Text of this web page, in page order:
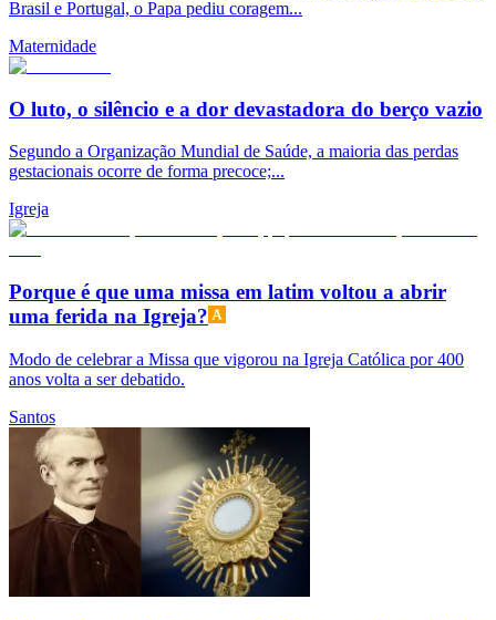
Brasil e Portugal, o Papa pediu coragem...
Maternidade
O luto, o silêncio e a dor devastadora do berço vazio
Segundo a Organização Mundial de Saúde, a maioria das perdas
gestacionais ocorre de forma precoce;...
Igreja
Porque é que uma missa em latim voltou a abrir
uma ferida na Igreja?
Modo de celebrar a Missa que vigorou na Igreja Católica por 400
anos volta a ser debatido.
Santos